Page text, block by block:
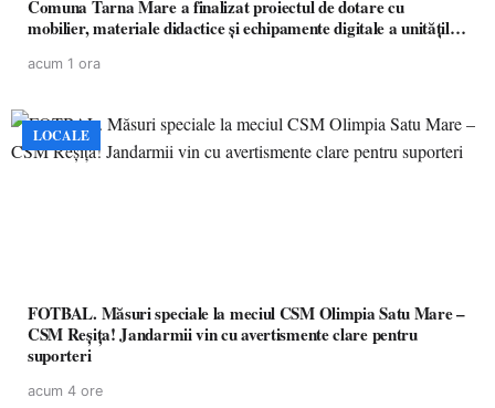
Comuna Tarna Mare a finalizat proiectul de dotare cu
mobilier, materiale didactice și echipamente digitale a unităților
acum 1 ora
LOCALE
FOTBAL. Măsuri speciale la meciul CSM Olimpia Satu Mare –
CSM Reșița! Jandarmii vin cu avertismente clare pentru
suporteri
acum 4 ore